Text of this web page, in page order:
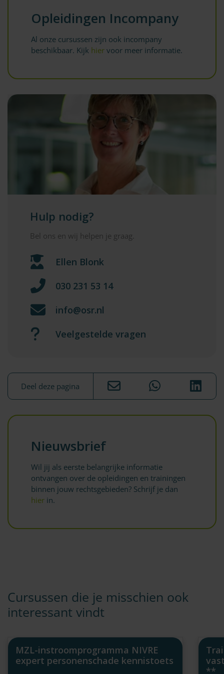
Opleidingen Incompany
Al onze cursussen zijn ook incompany
beschikbaar. Kijk hier voor meer informatie.
Hulp nodig?
Bel ons en wij helpen je graag.
Ellen Blonk
030 231 53 14
info@osr.nl
Veelgestelde vragen
Deel deze pagina
Nieuwsbrief
Wil jij als eerste belangrijke informatie
ontvangen over de opleidingen en trainingen
binnen jouw rechtsgebieden? Schrijf je dan
hier in.
Cursussen die je misschien ook
interessant vindt
MZL-instroomprogramma NIVRE
expert personenschade kennistoets
**